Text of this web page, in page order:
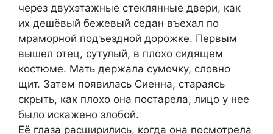
через двухэтажные стеклянные двери, как
их дешёвый бежевый седан въехал по
мраморной подъездной дорожке. Первым
вышел отец, сутулый, в плохо сидящем
костюме. Мать держала сумочку, словно
щит. Затем появилась Сиенна, стараясь
скрыть, как плохо она постарела, лицо у нее
было искажено злобой.
Её глаза расширились, когда она посмотрела